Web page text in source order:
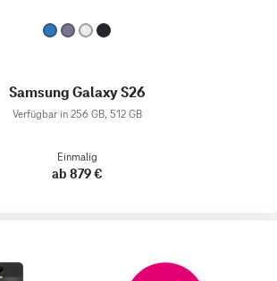
Samsung Galaxy S26
Verfügbar in 256 GB, 512 GB
Einmalig
ab 879 €